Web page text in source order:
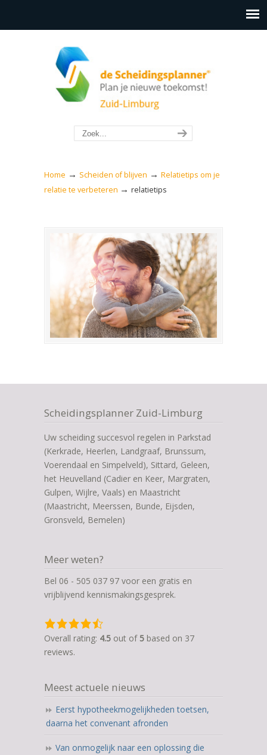
Home → Scheiden of blijven → Relatietips om je
relatie te verbeteren → relatietips
Scheidingsplanner Zuid-Limburg
Uw scheiding succesvol regelen in Parkstad
(Kerkrade, Heerlen, Landgraaf, Brunssum,
Voerendaal en Simpelveld), Sittard, Geleen,
het Heuvelland (Cadier en Keer, Margraten,
Gulpen, Wijlre, Vaals) en Maastricht
(Maastricht, Meerssen, Bunde, Eijsden,
Gronsveld, Bemelen)
Meer weten?
Bel 06 - 505 037 97 voor een gratis en
vrijblijvend kennismakingsgesprek.
4,5
rating
based
ratings
Overall rating: 4.5 out of 5 based on 37
reviews.
Meest actuele nieuws
Eerst hypotheekmogelijkheden toetsen,
daarna het convenant afronden
Van onmogelijk naar een oplossing die